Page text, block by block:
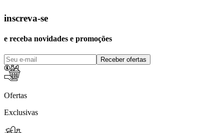
inscreva-se
e receba novidades e promoções
Receber ofertas
Ofertas
Exclusivas